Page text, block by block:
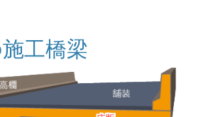
工橋梁